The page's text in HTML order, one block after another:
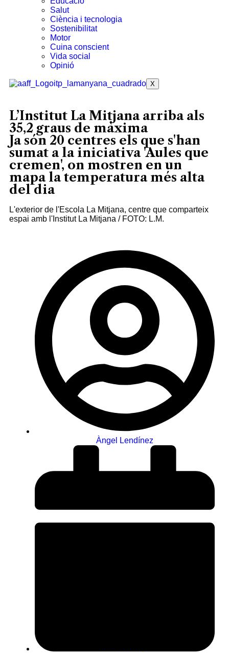
Salut
Ciència i tecnologia
Sostenibilitat
Motor
Cuina conscient
Vida social
Opinió
X
L’Institut La Mitjana arriba als
35,2 graus de màxima
Ja són 20 centres els que s'han
sumat a la iniciativa 'Aules que
cremen', on mostren en un
mapa la temperatura més alta
del dia
L'exterior de l'Escola La Mitjana, centre que comparteix
espai amb l'Institut La Mitjana / FOTO: L.M.
Àngel Lendínez